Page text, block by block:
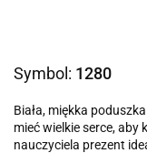
Symbol: 1280
Biała, miękka
mieć wielkie serce, aby
nauczyciela prezent